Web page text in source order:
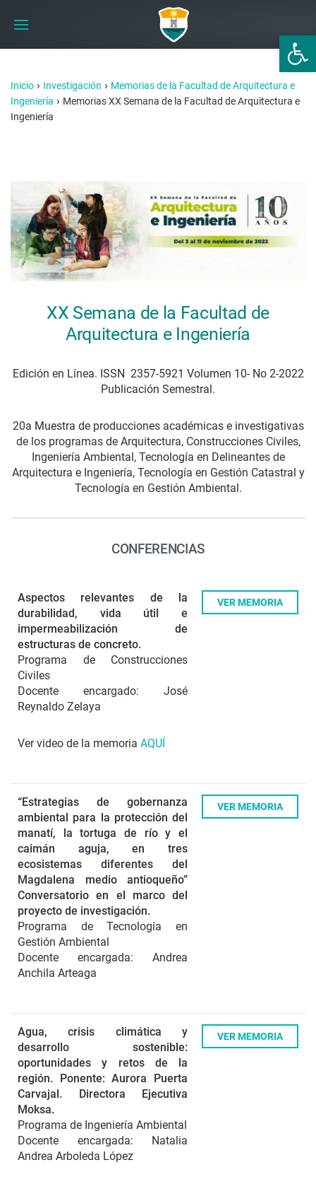
Abrir
Inicio › Investigación › Memorias de la Facultad de Arquitectura e
Ingeniería › Memorias XX Semana de la Facultad de Arquitectura e
Ingeniería
XX Semana de la Facultad de
Arquitectura e Ingeniería
Edición en Línea. ISSN 2357-5921 Volumen 10- No 2-2022
Publicación Semestral.
20a Muestra de producciones académicas e investigativas
de los programas de Arquitectura, Construcciones Civiles,
Ingeniería Ambiental, Tecnología en Delineantes de
Arquitectura e Ingeniería, Tecnología en Gestión Catastral y
Tecnología en Gestión Ambiental.
CONFERENCIAS
Aspectos relevantes de la
durabilidad, vida útil e
impermeabilización de
estructuras de concreto.
Programa de Construcciones
Civiles
Docente encargado: José
Reynaldo Zelaya
Ver video de la memoria AQUÍ
VER MEMORIA
“Estrategias de gobernanza
ambiental para la protección del
manatí, la tortuga de río y el
caimán aguja, en tres
ecosistemas diferentes del
Magdalena medio antioqueño”
Conversatorio en el marco del
proyecto de investigación.
Programa de Tecnología en
Gestión Ambiental
Docente encargada: Andrea
Anchila Arteaga
VER MEMORIA
Agua, crisis climática y
desarrollo sostenible:
oportunidades y retos de la
región. Ponente: Aurora Puerta
Carvajal. Directora Ejecutiva
Moksa.
Programa de Ingeniería Ambiental
Docente encargada: Natalia
Andrea Arboleda López
VER MEMORIA